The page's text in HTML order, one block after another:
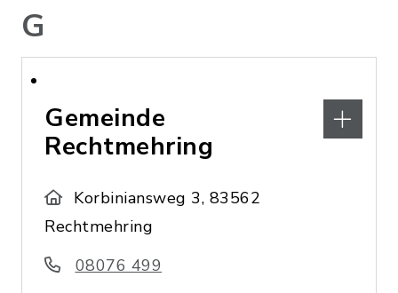
G
Gemeinde
Rechtmehring
Korbiniansweg 3, 83562
Rechtmehring
08076 499